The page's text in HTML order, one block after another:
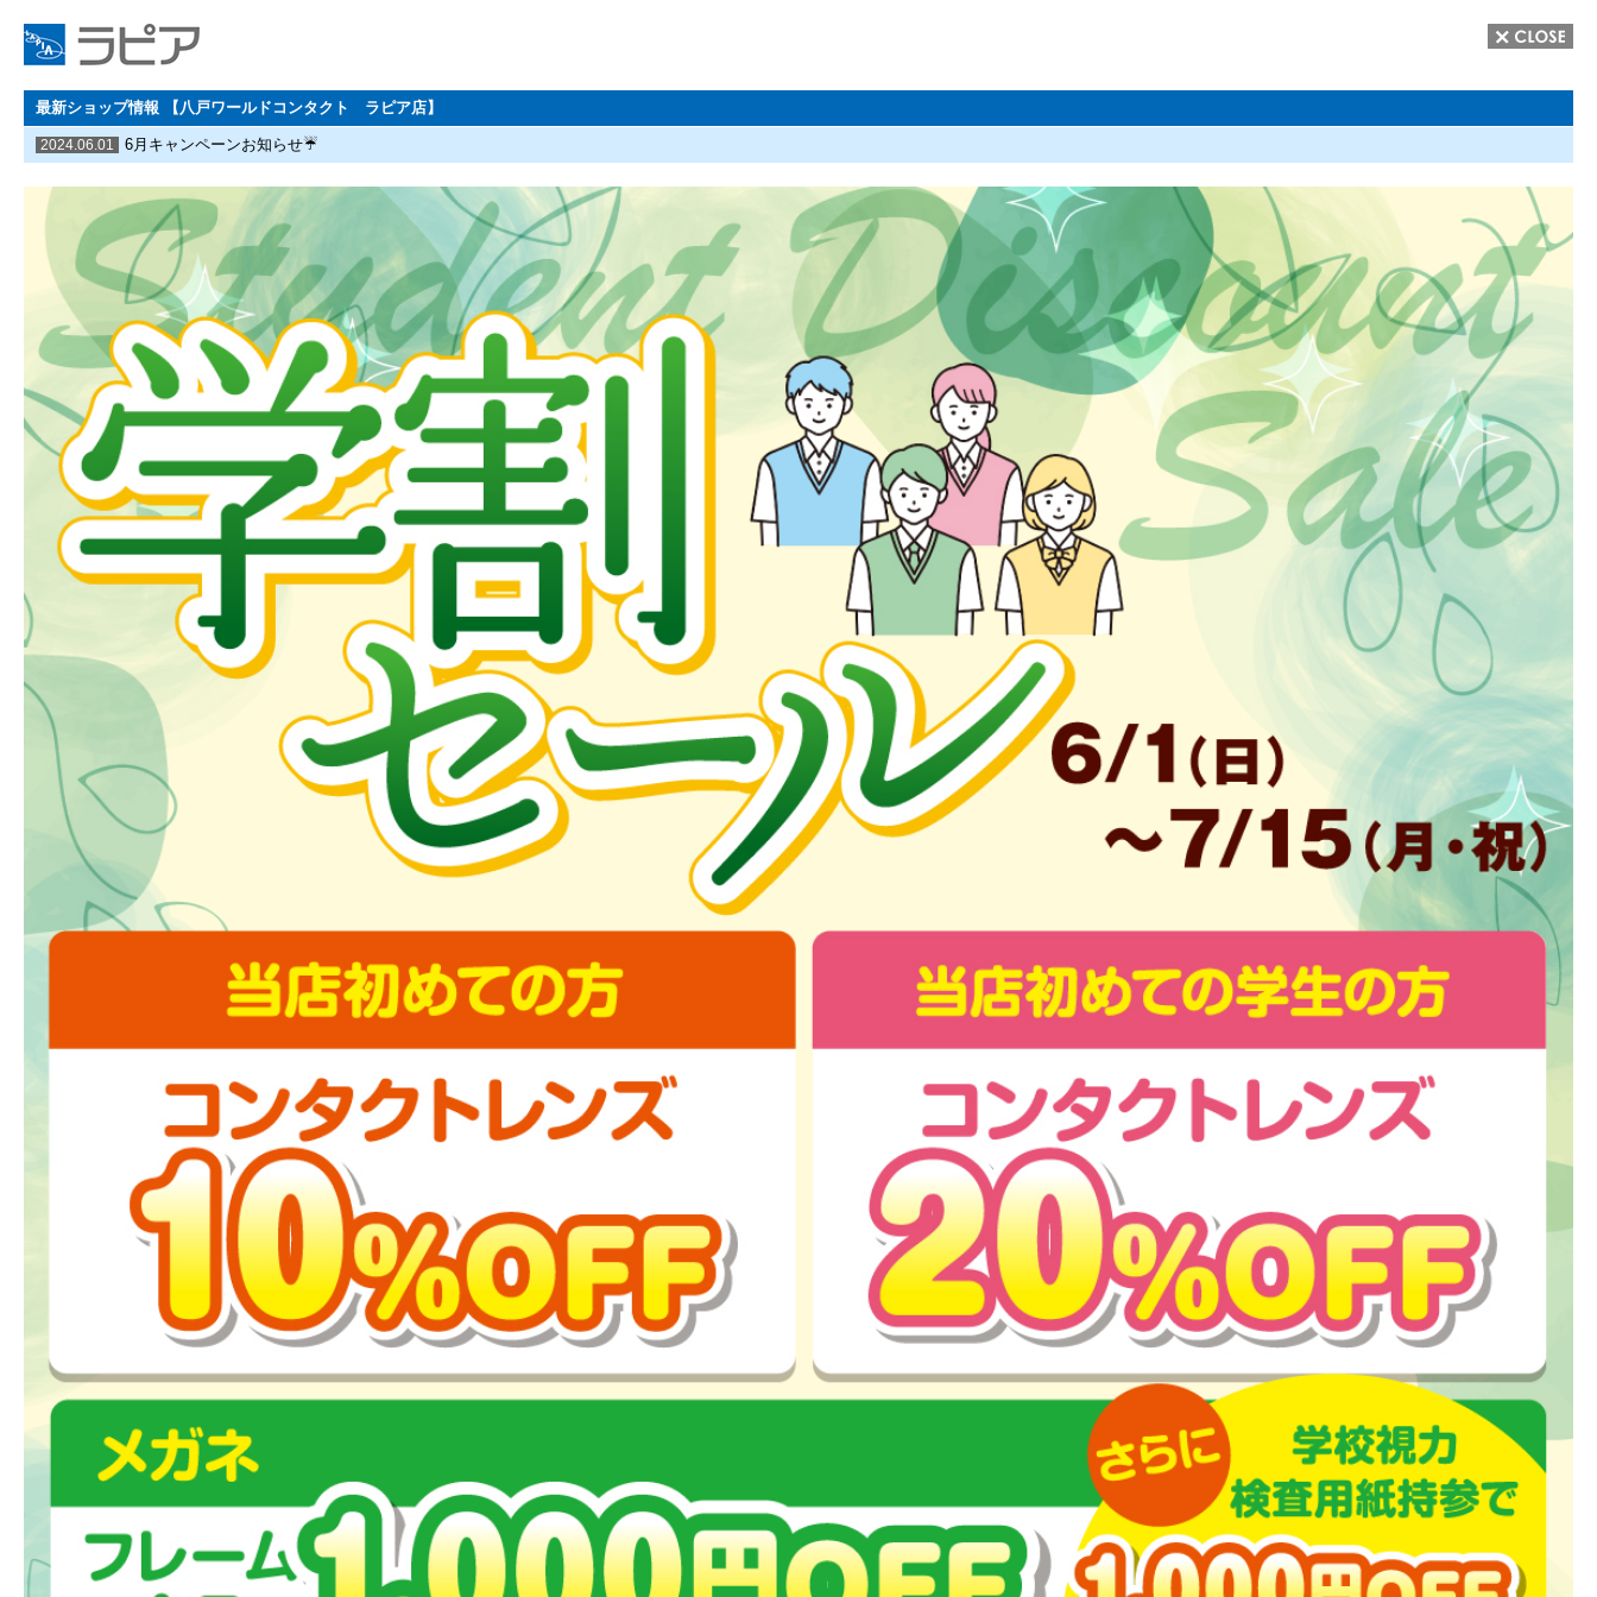
最新ショップ情報 【八戸ワールドコンタクト ラピア店】
2024.06.01 6月キャンペーンお知らせ☔